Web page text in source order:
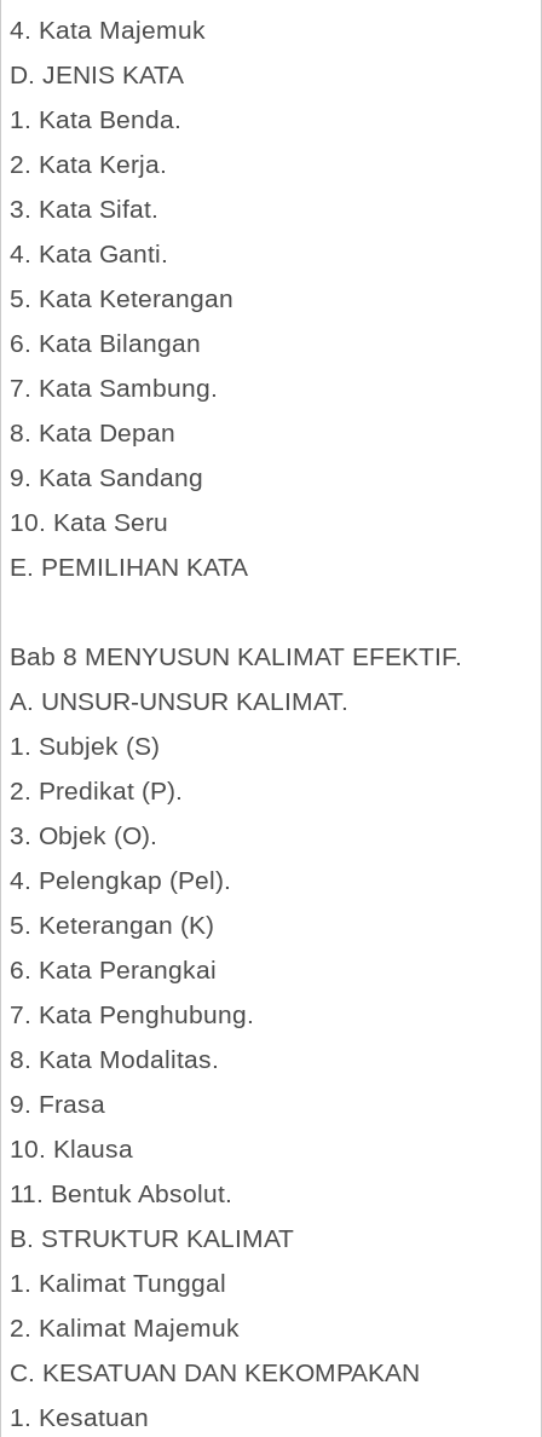
4. Kata Majemuk
D. JENIS KATA
1. Kata Benda.
2. Kata Kerja.
3. Kata Sifat.
4. Kata Ganti.
5. Kata Keterangan
6. Kata Bilangan
7. Kata Sambung.
8. Kata Depan
9. Kata Sandang
10. Kata Seru
E. PEMILIHAN KATA
Bab 8 MENYUSUN KALIMAT EFEKTIF.
A. UNSUR-UNSUR KALIMAT.
1. Subjek (S)
2. Predikat (P).
3. Objek (O).
4. Pelengkap (Pel).
5. Keterangan (K)
6. Kata Perangkai
7. Kata Penghubung.
8. Kata Modalitas.
9. Frasa
10. Klausa
11. Bentuk Absolut.
B. STRUKTUR KALIMAT
1. Kalimat Tunggal
2. Kalimat Majemuk
C. KESATUAN DAN KEKOMPAKAN
1. Kesatuan